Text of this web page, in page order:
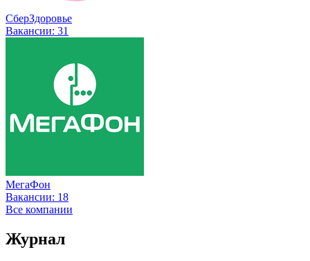
СберЗдоровье
Вакансии: 31
МегаФон
Вакансии: 18
Все компании
Журнал